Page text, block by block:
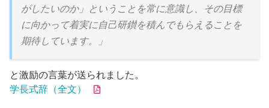
がしたいのか」ということを常に意識し、その目標
に向かって着実に自己研鑚を積んでもらえることを
期待しています。」
と激励の言葉が送られました。
学長式辞（全文）